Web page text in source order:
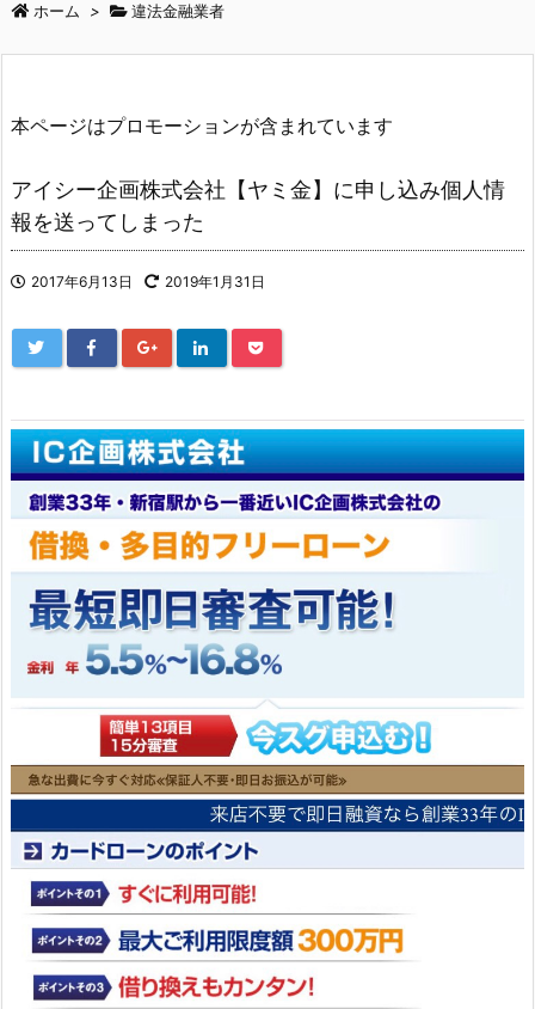
ホーム > 違法金融業者
本ページはプロモーションが含まれています
アイシー企画株式会社【ヤミ金】に申し込み個人情
報を送ってしまった
2017年6月13日 2019年1月31日